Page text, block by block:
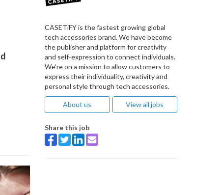
CASETiFY is the fastest growing global
tech accessories brand. We have become
the publisher and platform for creativity
and self-expression to connect individuals.
We're on a mission to allow customers to
express their individuality, creativity and
personal style through tech accessories.
About us View all jobs
Share this job